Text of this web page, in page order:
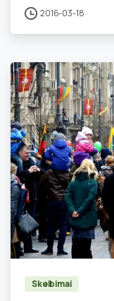
2016-03-18
Skelbimai